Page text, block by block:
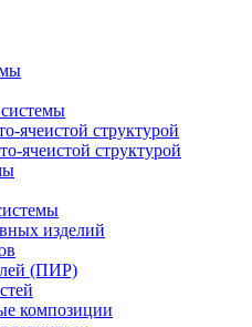
ячеистой структурой
ячеистой структурой
изделий
(ПИР)
композиции